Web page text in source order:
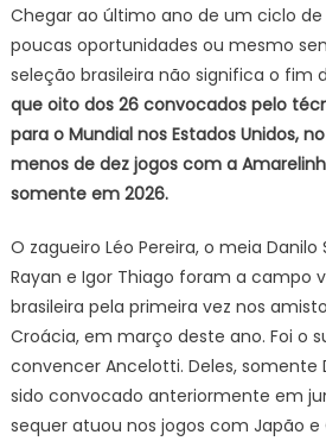
Chegar ao último ano de um ciclo
poucas oportunidades ou mesmo
seleção brasileira não significa o fim
que oito dos 26 convocados pelo
para o Mundial nos Estados Unidos,
menos de dez jogos com a
somente em 2026.
O zagueiro Léo Pereira, o meia
Rayan e Igor Thiago foram a campo
brasileira pela primeira vez nos
Croácia, em março deste ano. Foi o
convencer Ancelotti. Deles, somente
sido convocado anteriormente em
sequer atuou nos jogos com Japão e